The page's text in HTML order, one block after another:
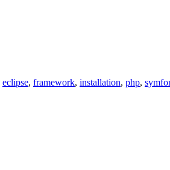
eclipse, framework, installation, php,